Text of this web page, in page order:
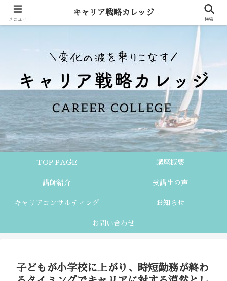
TOP PAGE 講座概要
講師紹介 受講生の声
キャリアコンサルティング お知らせ
お問い合わせ
子どもが小学校に上がり、時短勤務が終わ
メニュー
キャリア戦略カレッジ
検索